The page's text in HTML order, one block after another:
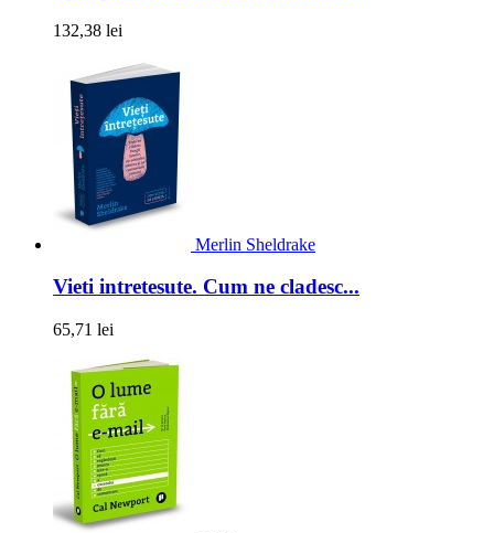
132,38 lei
Merlin Sheldrake
Vieti intretesute. Cum ne cladesc...
65,71 lei